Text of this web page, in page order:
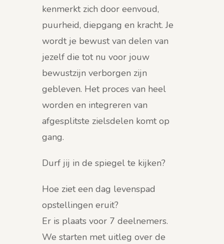
kenmerkt zich door eenvoud,
puurheid, diepgang en kracht. Je
wordt je bewust van delen van
jezelf die tot nu voor jouw
bewustzijn verborgen zijn
gebleven. Het proces van heel
worden en integreren van
afgesplitste zielsdelen komt op
gang.
Durf jij in de spiegel te kijken?
Hoe ziet een dag levenspad
opstellingen eruit?
Er is plaats voor 7 deelnemers.
We starten met uitleg over de